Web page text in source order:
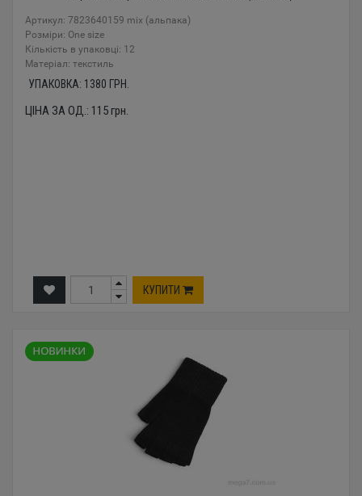
Артикул: 7823640159 mix (альпака)
Розміри: One size
Кількість в упаковці: 12
Mатеріал: текстиль
УПАКОВКА: 1380 ГРН.
ЦІНА ЗА ОД.: 115грн.
КУПИТИ